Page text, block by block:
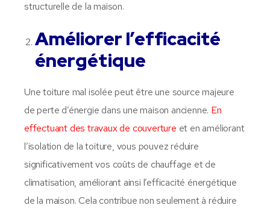
structurelle de la maison.
Améliorer l’efficacité
énergétique
Une toiture mal isolée peut être une source majeure
de perte d’énergie dans une maison ancienne. En
effectuant des travaux de couverture et en améliorant
l’isolation de la toiture, vous pouvez réduire
significativement vos coûts de chauffage et de
climatisation, améliorant ainsi l’efficacité énergétique
de la maison. Cela contribue non seulement à réduire